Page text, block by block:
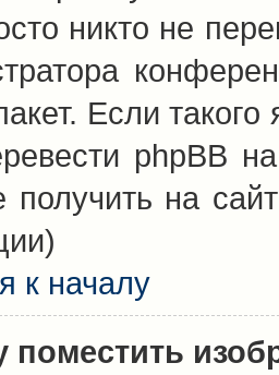
никто не
Если
phpBB
на
к началу
поместить